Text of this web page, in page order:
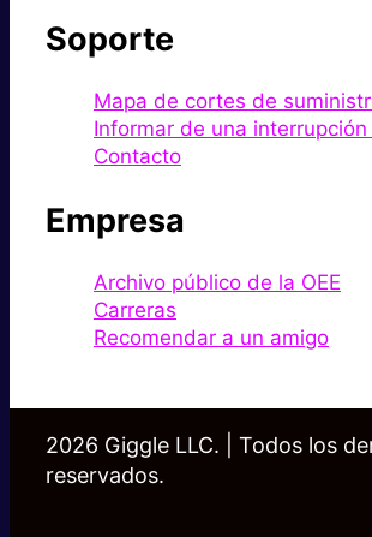
Soporte
Mapa de cortes de
Informar de una
Contacto
Empresa
Archivo público de la OEE
Carreras
Recomendar a un amigo
2026 Giggle LLC. | Todos los
reservados.